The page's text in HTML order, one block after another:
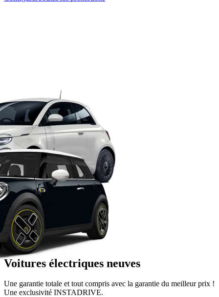
Voitures électriques neuves
Une garantie totale et tout compris avec la garantie du meilleur prix !
Une exclusivité INSTADRIVE.